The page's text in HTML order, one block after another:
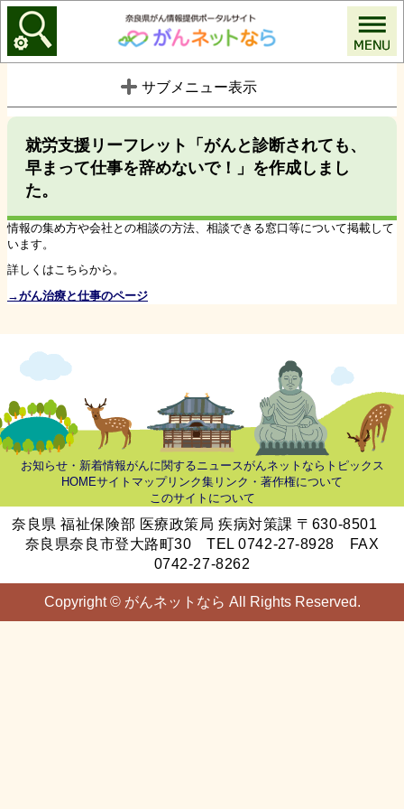
がんネットなら
サブメニュー表示
就労支援リーフレット「がんと診断されても、
早まって仕事を辞めないで！」を作成しまし
た。
情報の集め方や会社との相談の方法、相談できる窓口等について掲載して
います。
詳しくはこちらから。
→がん治療と仕事のページ
お知らせ・新着情報がんに関するニュースがんネットならトピックス
HOMEサイトマップリンク集 リンク・著作権について
このサイトについて
奈良県 福祉保険部 医療政策局 疾病対策課 〒630-8501
奈良県奈良市登大路町30 TEL 0742-27-8928 FAX
0742-27-8262
Copyright © がんネットなら All Rights Reserved.